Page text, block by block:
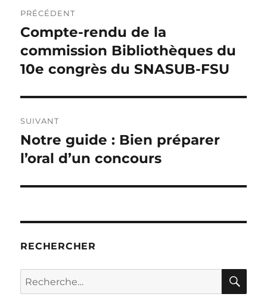
de
l’article
PRÉCÉDENT
Publication
précédente :
Compte-rendu de la
commission Bibliothèques du
10e congrès du SNASUB-FSU
SUIVANT
Publication
suivante :
Notre guide : Bien préparer
l’oral d’un concours
RECHERCHER
Recherche
pour :